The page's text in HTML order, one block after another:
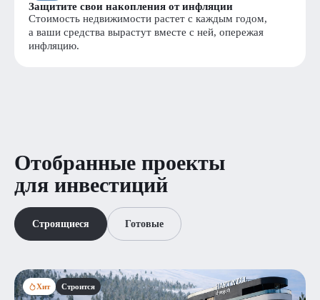
Защитите свои накопления от инфляции
Стоимость недвижимости растет с каждым годом,
а ваши средства вырастут вместе с ней, опережая
инфляцию.
Отобранные проекты
для инвестиций
Строящиеся Готовые
Хит Строится